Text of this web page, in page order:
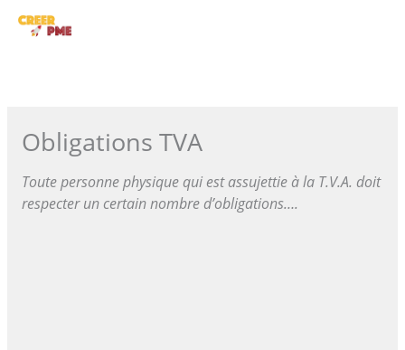
Obligations TVA
Toute personne physique qui est assujettie à la T.V.A. doit
respecter un certain nombre d’obligations….